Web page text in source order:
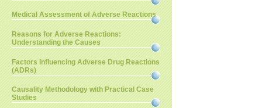
Medical Assessment of Adverse Reactions
Reasons for Adverse Reactions:
Understanding the Causes
Factors Influencing Adverse Drug Reactions
(ADRs)
Causality Methodology with Practical Case
Studies